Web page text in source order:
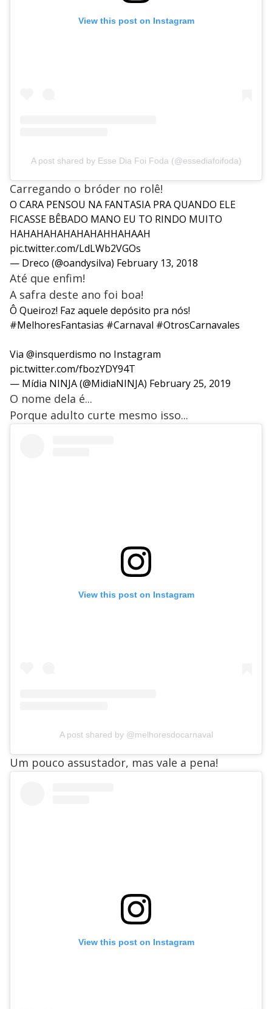
View this post on Instagram
A post shared by Esse Dia Foi Foda (@essediafoifoda)
Carregando o bróder no rolê!
O CARA PENSOU NA FANTASIA PRA QUANDO ELE
FICASSE BÊBADO MANO EU TO RINDO MUITO
HAHAHAHAHAHAHAHHAHAAH
pic.twitter.com/LdLWb2VGOs
— Dreco (@oandysilva) February 13, 2018
Até que enfim!
A safra deste ano foi boa!
Ô Queiroz! Faz aquele depósito pra nós!
#MelhoresFantasias #Carnaval #OtrosCarnavales
Via @insquerdismo no Instagram
pic.twitter.com/fbozYDY94T
— Mídia NINJA (@MidiaNINJA) February 25, 2019
O nome dela é...
Porque adulto curte mesmo isso...
View this post on Instagram
A post shared by @melhoresdocarnaval
Um pouco assustador, mas vale a pena!
View this post on Instagram